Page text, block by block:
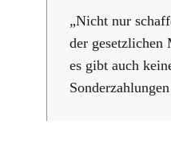
„Nicht nur
der gesetzlichen
es gibt auch